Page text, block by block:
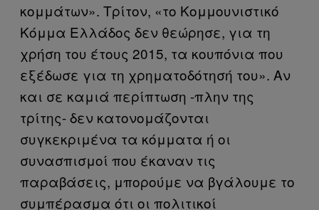
κομμάτων». Τρίτον, «το Κομμουνιστικό
Κόμμα Ελλάδος δεν θεώρησε, για τη
χρήση του έτους 2015, τα κουπόνια που
εξέδωσε για τη χρηματοδότησή του». Αν
και σε καμιά περίπτωση -πλην της
τρίτης- δεν κατονομάζονται
συγκεκριμένα τα κόμματα ή οι
συνασπισμοί που έκαναν τις
παραβάσεις, μπορούμε να βγάλουμε το
συμπέρασμα ότι οι πολιτικοί